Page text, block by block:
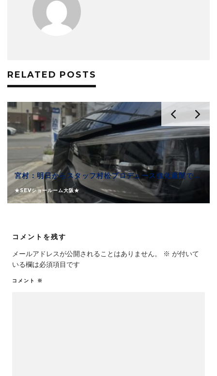
RELATED POSTS
宮村：明日からスタッフ村松プロデュース強化週間です！
★SEVショールーム大阪★
コメントを残す
メールアドレスが公開されることはありません。 ※ が付いて
いる欄は必須項目です
コメント ※